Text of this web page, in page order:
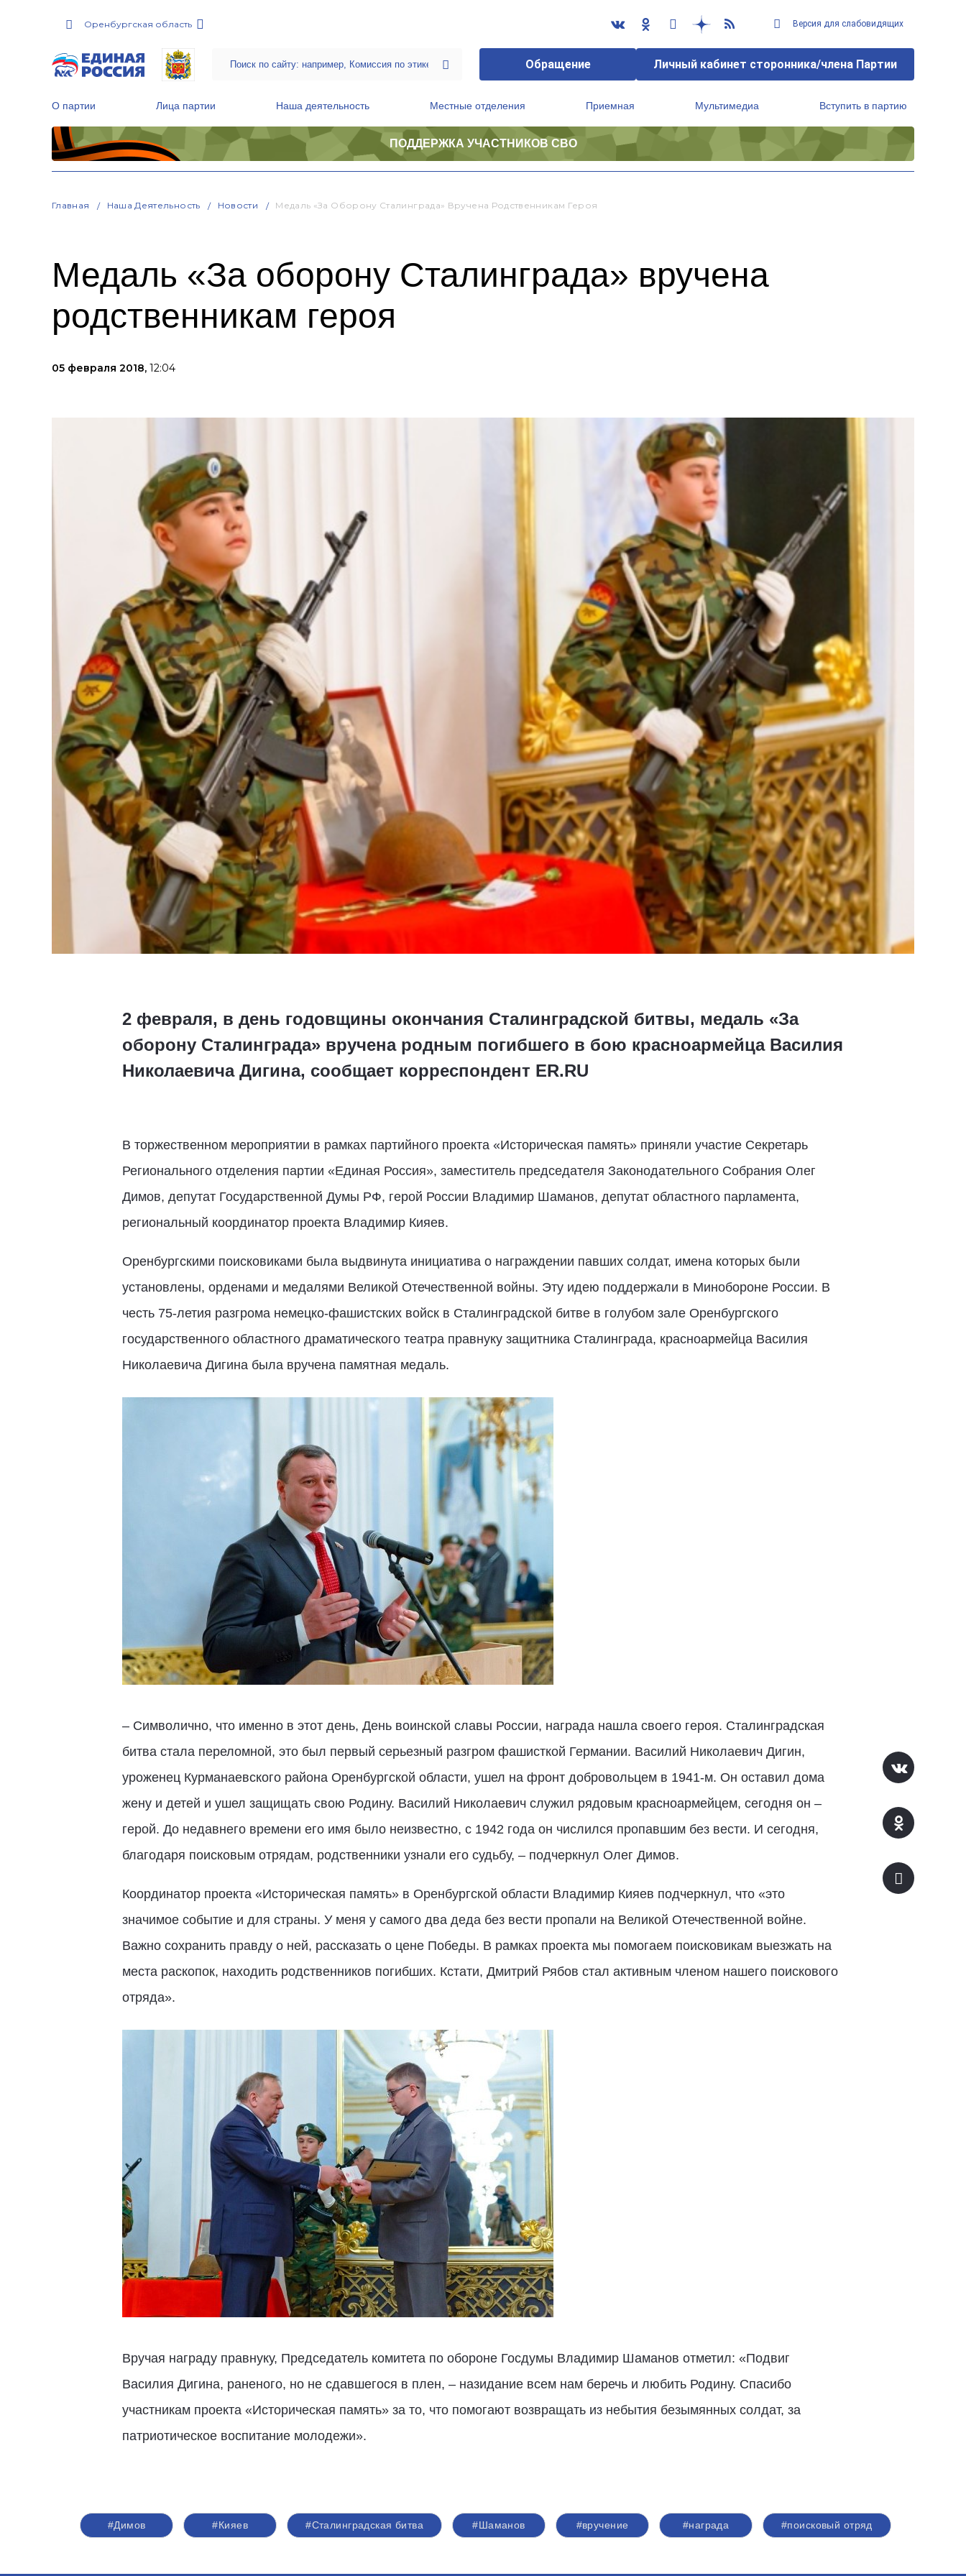
Оренбургская область Версия для слабовидящих
Обращение Личный кабинет сторонника/члена Партии
О партии Лица партии Наша деятельность Местные отделения Приемная Мультимедиа Вступить в партию
ПОДДЕРЖКА УЧАСТНИКОВ СВО
Главная Наша Деятельность Новости Медаль «За Оборону Сталинграда» Вручена Родственникам Героя
Медаль «За оборону Сталинграда» вручена
родственникам героя
05 февраля 2018, 12:04
2 февраля, в день годовщины окончания Сталинградской битвы, медаль «За
оборону Сталинграда» вручена родным погибшего в бою красноармейца Василия
Николаевича Дигина, сообщает корреспондент ER.RU
В торжественном мероприятии в рамках партийного проекта «Историческая память» приняли участие Секретарь
Регионального отделения партии «Единая Россия», заместитель председателя Законодательного Собрания Олег
Димов, депутат Государственной Думы РФ, герой России Владимир Шаманов, депутат областного парламента,
региональный координатор проекта Владимир Кияев.
Оренбургскими поисковиками была выдвинута инициатива о награждении павших солдат, имена которых были
установлены, орденами и медалями Великой Отечественной войны. Эту идею поддержали в Минобороне России. В
честь 75-летия разгрома немецко-фашистских войск в Сталинградской битве в голубом зале Оренбургского
государственного областного драматического театра правнуку защитника Сталинграда, красноармейца Василия
Николаевича Дигина была вручена памятная медаль.
– Символично, что именно в этот день, День воинской славы России, награда нашла своего героя. Сталинградская
битва стала переломной, это был первый серьезный разгром фашисткой Германии. Василий Николаевич Дигин,
уроженец Курманаевского района Оренбургской области, ушел на фронт добровольцем в 1941-м. Он оставил дома
жену и детей и ушел защищать свою Родину. Василий Николаевич служил рядовым красноармейцем, сегодня он –
герой. До недавнего времени его имя было неизвестно, с 1942 года он числился пропавшим без вести. И сегодня,
благодаря поисковым отрядам, родственники узнали его судьбу, – подчеркнул Олег Димов.
Координатор проекта «Историческая память» в Оренбургской области Владимир Кияев подчеркнул, что «это
значимое событие и для страны. У меня у самого два деда без вести пропали на Великой Отечественной войне.
Важно сохранить правду о ней, рассказать о цене Победы. В рамках проекта мы помогаем поисковикам выезжать на
места раскопок, находить родственников погибших. Кстати, Дмитрий Рябов стал активным членом нашего поискового
отряда».
Вручая награду правнуку, Председатель комитета по обороне Госдумы Владимир Шаманов отметил: «Подвиг
Василия Дигина, раненого, но не сдавшегося в плен, – назидание всем нам беречь и любить Родину. Спасибо
участникам проекта «Историческая память» за то, что помогают возвращать из небытия безымянных солдат, за
патриотическое воспитание молодежи».
#Димов #Кияев #Сталинградская битва #Шаманов #вручение #награда #поисковый отряд